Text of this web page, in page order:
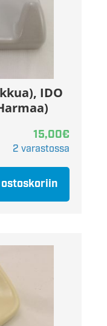
IDO
15,00€
2 varastossa